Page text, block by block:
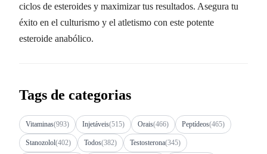
ciclos de esteroides y maximizar tus resultados. Asegura tu
éxito en el culturismo y el atletismo con este potente
esteroide anabólico.
Tags de categorias
Vitaminas(993) Injetáveis(515) Orais(466) Peptídeos(465)
Stanozolol(402) Todos(382) Testosterona(345)